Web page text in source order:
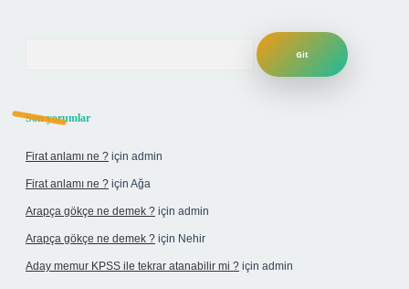
Son yorumlar
Firat anlamı ne ? için admin
Firat anlamı ne ? için Ağa
Arapça gökçe ne demek ? için admin
Arapça gökçe ne demek ? için Nehir
Aday memur KPSS ile tekrar atanabilir mi ? için admin